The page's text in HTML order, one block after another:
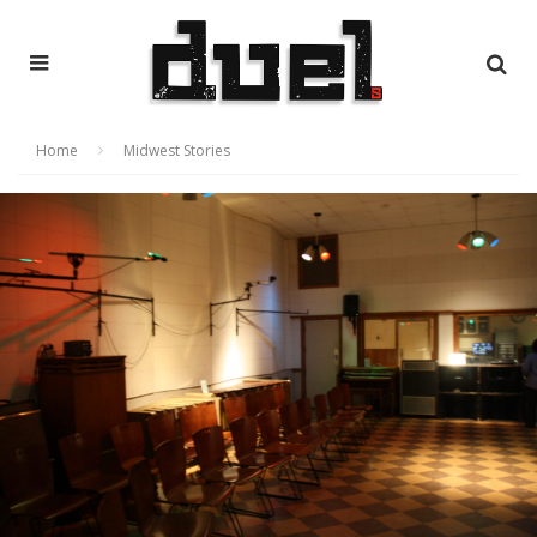
Home Midwest Stories